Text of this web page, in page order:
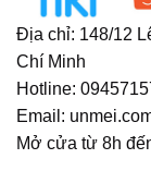
Địa chỉ: 148/12
Chí Minh
Hotline:
Email:
Mở cửa từ 8h